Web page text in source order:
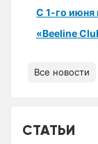
С 1-го июня
«Beeline
Все новости
СТАТЬИ